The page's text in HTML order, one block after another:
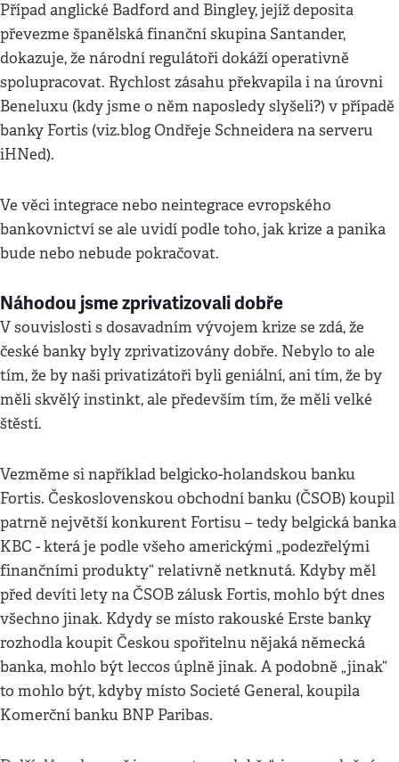
Případ anglické Badford and Bingley, jejíž deposita
převezme španělská finanční skupina Santander,
dokazuje, že národní regulátoři dokáží operativně
spolupracovat. Rychlost zásahu překvapila i na úrovni
Beneluxu (kdy jsme o něm naposledy slyšeli?) v případě
banky Fortis (viz.blog Ondřeje Schneidera na serveru
iHNed).
Ve věci integrace nebo neintegrace evropského
bankovnictví se ale uvidí podle toho, jak krize a panika
bude nebo nebude pokračovat.
Náhodou jsme zprivatizovali dobře
V souvislosti s dosavadním vývojem krize se zdá, že
české banky byly zprivatizovány dobře. Nebylo to ale
tím, že by naši privatizátoři byli geniální, ani tím, že by
měli skvělý instinkt, ale především tím, že měli velké
štěstí.
Vezměme si například belgicko-holandskou banku
Fortis. Československou obchodní banku (ČSOB) koupil
patrně největší konkurent Fortisu – tedy belgická banka
KBC - která je podle všeho americkými „podezřelými
finančními produkty“ relativně netknutá. Kdyby měl
před devíti lety na ČSOB zálusk Fortis, mohlo být dnes
všechno jinak. Kdydy se místo rakouské Erste banky
rozhodla koupit Českou spořitelnu nějaká německá
banka, mohlo být leccos úplně jinak. A podobně „jinak“
to mohlo být, kdyby místo Societé General, koupila
Komerční banku BNP Paribas.